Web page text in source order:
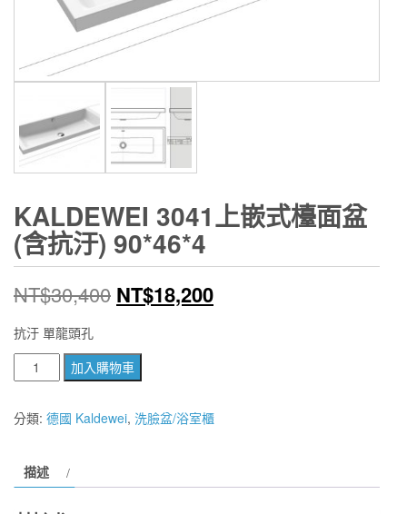
KALDEWEI 3041上嵌式檯面盆
(含抗汙) 90*46*4
NT$30,400 原
價
NT$30,400。
NT$18,200目
抗汙 單龍頭孔
KALDEWEI
3041
上
嵌
檯
加入購物車
分類: 德國 Kaldewei, 洗臉盆/浴室櫃
描述